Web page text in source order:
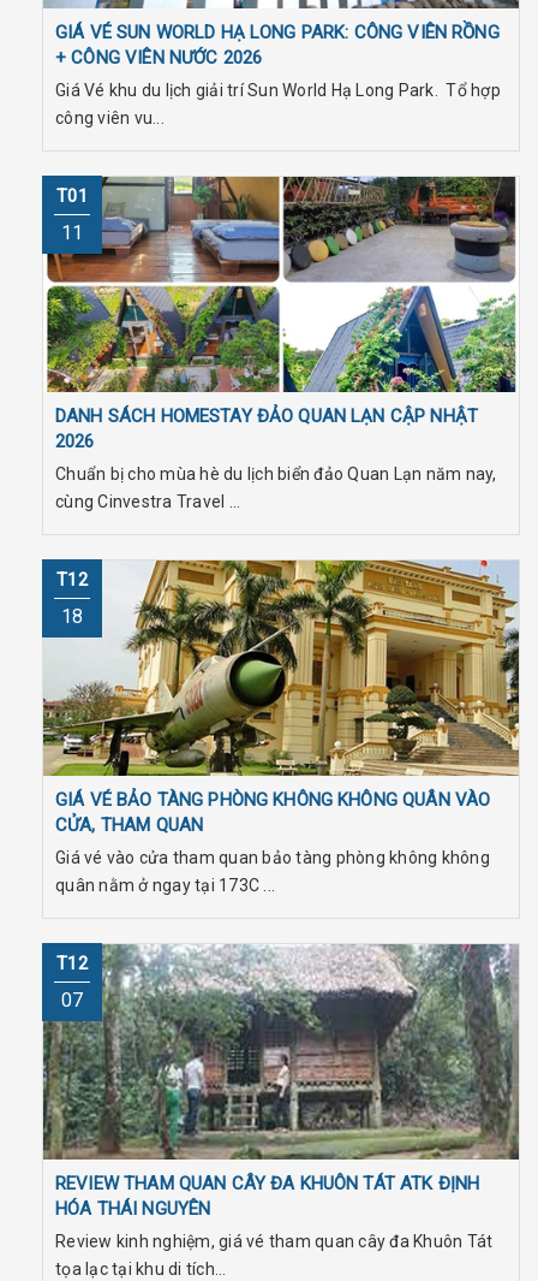
GIÁ VÉ SUN WORLD HẠ LONG PARK: CÔNG VIÊN RỒNG
+ CÔNG VIÊN NƯỚC 2026
Giá Vé khu du lịch giải trí Sun World Hạ Long Park. Tổ hợp
công viên vu...
T01
11
DANH SÁCH HOMESTAY ĐẢO QUAN LẠN CẬP NHẬT
2026
Chuẩn bị cho mùa hè du lịch biển đảo Quan Lạn năm nay,
cùng Cinvestra Travel ...
T12
18
GIÁ VÉ BẢO TÀNG PHÒNG KHÔNG KHÔNG QUÂN VÀO
CỬA, THAM QUAN
Giá vé vào cửa tham quan bảo tàng phòng không không
quân nằm ở ngay tại 173C ...
T12
07
REVIEW THAM QUAN CÂY ĐA KHUÔN TÁT ATK ĐỊNH
HÓA THÁI NGUYÊN
Review kinh nghiệm, giá vé tham quan cây đa Khuôn Tát
tọa lạc tại khu di tích...